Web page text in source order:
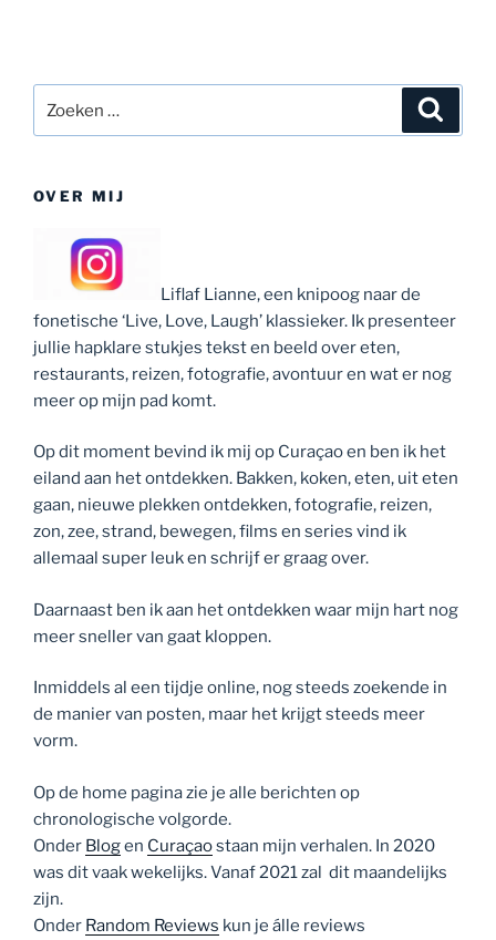
naar:
OVER MIJ
Liflaf Lianne, een knipoog naar de
fonetische ‘Live, Love, Laugh’ klassieker. Ik presenteer
jullie hapklare stukjes tekst en beeld over eten,
restaurants, reizen, fotografie, avontuur en wat er nog
meer op mijn pad komt.
Op dit moment bevind ik mij op Curaçao en ben ik het
eiland aan het ontdekken. Bakken, koken, eten, uit eten
gaan, nieuwe plekken ontdekken, fotografie, reizen,
zon, zee, strand, bewegen, films en series vind ik
allemaal super leuk en schrijf er graag over.
Daarnaast ben ik aan het ontdekken waar mijn hart nog
meer sneller van gaat kloppen.
Inmiddels al een tijdje online, nog steeds zoekende in
de manier van posten, maar het krijgt steeds meer
vorm.
Op de home pagina zie je alle berichten op
chronologische volgorde.
Onder Blogen Curaçaostaan mijn verhalen. In 2020
was dit vaak wekelijks. Vanaf 2021 zal dit maandelijks
zijn.
Onder Random Reviews kun je álle reviews